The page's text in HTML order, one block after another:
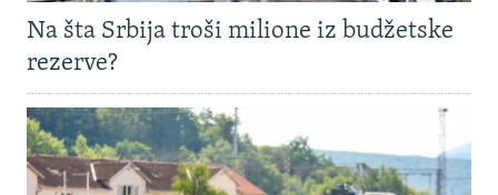
Na šta Srbija troši milione iz budžetske
rezerve?